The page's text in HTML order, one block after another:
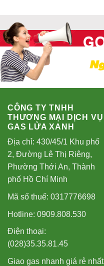
CÔNG TY TNHH
THƯƠNG MẠI DỊCH VỤ
GAS LỬA XANH
Địa chỉ: 430/45/1 Khu phố
2, Đường Lê Thị Riêng,
Phường Thới An, Thành
phố Hồ Chí Minh
Mã số thuế: 0317776698
Hotline: 0909.808.530
Điện thoại:
(028)35.35.81.45
Giao gas nhanh giá rẻ nhất